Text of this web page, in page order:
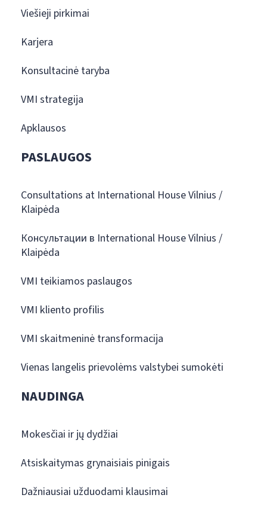
Viešieji pirkimai
Karjera
Konsultacinė taryba
VMI strategija
Apklausos
PASLAUGOS
Consultations at International House Vilnius /
Klaipėda
Консультации в International House Vilnius /
Klaipėda
VMI teikiamos paslaugos
VMI kliento profilis
VMI skaitmeninė transformacija
Vienas langelis prievolėms valstybei sumokėti
NAUDINGA
Mokesčiai ir jų dydžiai
Atsiskaitymas grynaisiais pinigais
Dažniausiai užduodami klausimai